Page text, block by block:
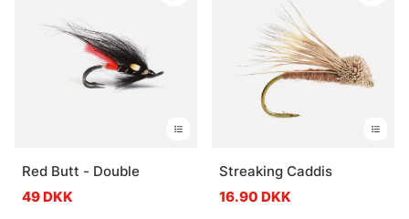
Red Butt - Double
49 DKK
Streaking Caddis
16.90 DKK